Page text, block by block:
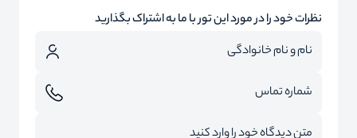
نظرات خود را در مورد این تور با ما به اشتراک بگذارید